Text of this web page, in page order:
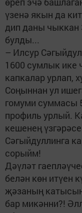
үзенә якын да
дип даны чыккан
булды...
– Илсур
1600 сумлык ике
капкалар урлап,
Соңыннан ул
гомуми суммасы
профиль урлый.
кешенең
Сәгыйдуллинга
сорыйм!
Дәүләт
белән көн итүен
җәзаның
бар микәнни?!